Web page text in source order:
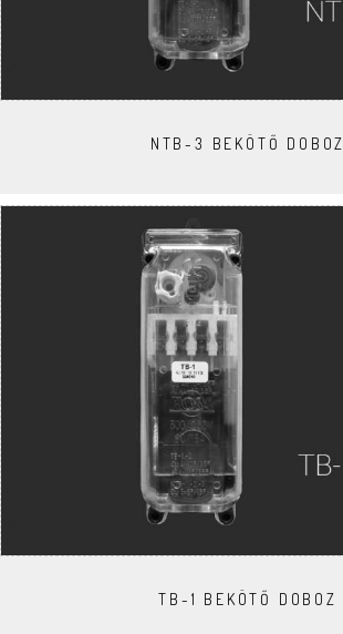
NTB-3 BEKÖTŐ DOBOZ
TB-1 BEKÖTŐ DOBOZ